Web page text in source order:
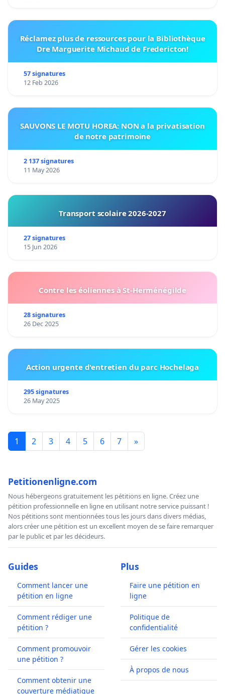
Réclamez plus de ressources pour la Bibliothèque
Dre Marguerite Michaud de Fredericton!
57 signatures
12 Feb 2026
SAUVONS LE MOTU HOREA: NON a la privatisation
de notre patrimoine
2 137 signatures
11 May 2026
Transport scolaire 2026-2027
27 signatures
15 Jun 2026
Contre les éoliennes à St-Herménégilde
28 signatures
26 Dec 2025
Action urgente d'entretien du parc Hochelaga
295 signatures
26 May 2025
1 2 3 4 5 6 7 »
Petitionenligne.com
Nous hébergeons gratuitement les pétitions en ligne. Créez une
pétition professionnelle en ligne en utilisant notre service puissant !
Nos pétitions sont mentionnées tous les jours dans divers médias,
alors créer une pétition est un excellent moyen de se faire remarquer
par le public et par les décideurs.
Guides
Comment lancer une
pétition en ligne
Comment rédiger une
pétition ?
Comment promouvoir
une pétition ?
Comment obtenir une
couverture médiatique
Plus
Faire une pétition en
ligne
Politique de
confidentialité
Gérer les cookies
À propos de nous